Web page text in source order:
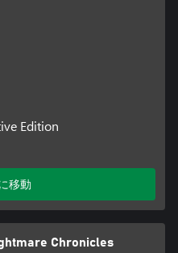
Edition
移動
Chronicles